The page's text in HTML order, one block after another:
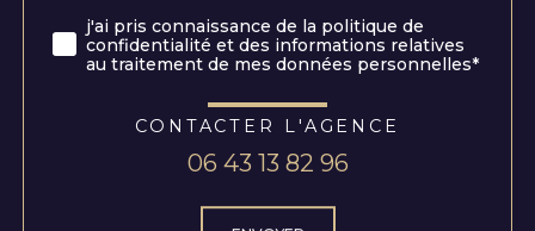
j'ai pris connaissance de la politique de
confidentialité et des informations relatives
au traitement de mes données personnelles*
CONTACTER L'AGENCE
06 43 13 82 96